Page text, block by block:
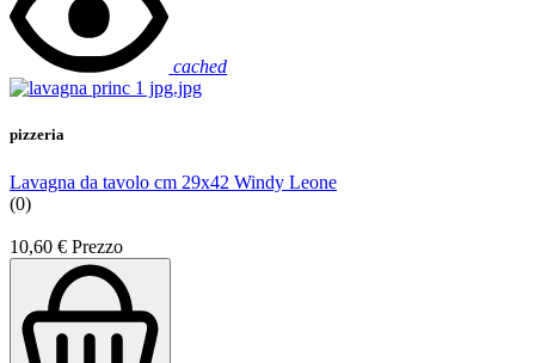
cached
pizzeria
Lavagna da tavolo cm 29x42 Windy Leone
(0)
10,60 € Prezzo